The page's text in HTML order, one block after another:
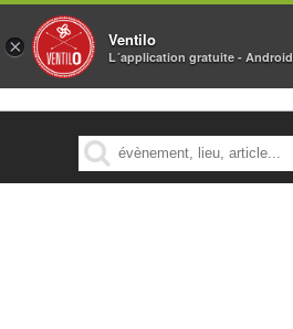
MENU
× Ventilo
L´application gratuite - Android